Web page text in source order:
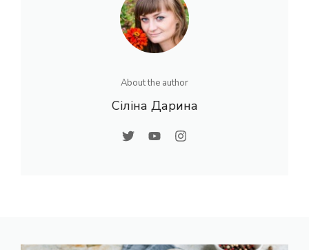
About the author
Сіліна Дарина